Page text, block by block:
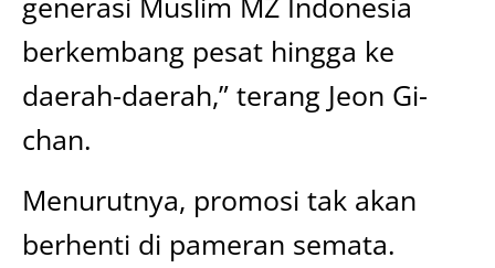
berkembang pesat hingga ke
daerah-daerah,” terang Jeon Gi-
chan.
Menurutnya, promosi tak akan
berhenti di pameran semata.